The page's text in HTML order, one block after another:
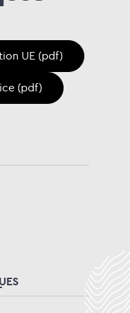
UE (pdf)
(pdf)